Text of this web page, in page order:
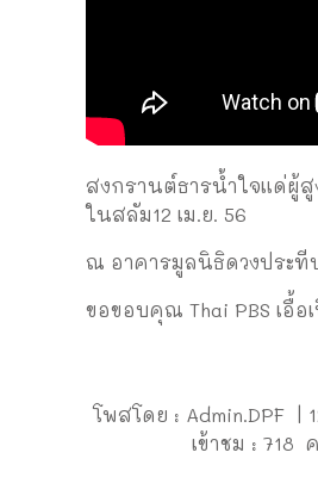
สงกรานต์ธารน้ำใจแด่ผู้สู
ในสลัม12 เม.ย. 56
ณ อาคารมูลนิธิดวงประทีป
ขอขอบคุณ Thai PBS เอื้อ
โพสโดย : Admin.DPF |
เข้าชม : 718